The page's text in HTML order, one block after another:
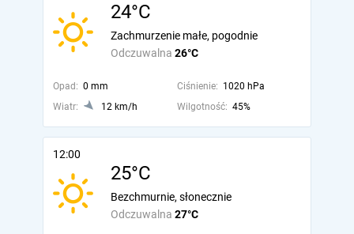
24°C
Odczuwalna 26°C
Zachmurzenie małe, pogodnie
Opad: 0 mm Ciśnienie: 1020 hPa
Wiatr:
12 km/h Wilgotność: 45%
12:00
25°C
Odczuwalna 27°C
Bezchmurnie, słonecznie